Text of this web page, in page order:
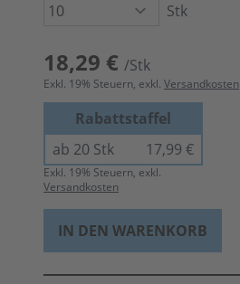
Stk
18,29 € /Stk
Exkl. 19% Steuern, exkl. Versandkosten
Rabattstaffel
ab 20 Stk
17,99 €
Exkl. 19% Steuern, exkl.
Versandkosten
IN DEN WARENKORB